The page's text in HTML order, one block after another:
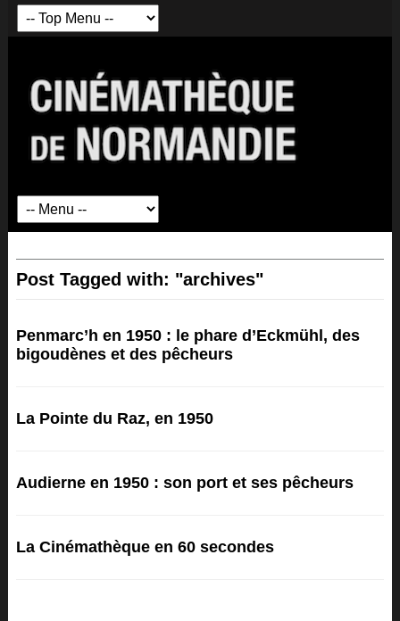
Post Tagged with: "archives"
Penmarc’h en 1950 : le phare d’Eckmühl, des
bigoudènes et des pêcheurs
La Pointe du Raz, en 1950
Audierne en 1950 : son port et ses pêcheurs
La Cinémathèque en 60 secondes